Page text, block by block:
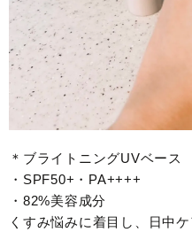
＊ブライトニングUVベース
・SPF50+・PA++++
・82%美容成分
くすみ悩みに着目し、日中